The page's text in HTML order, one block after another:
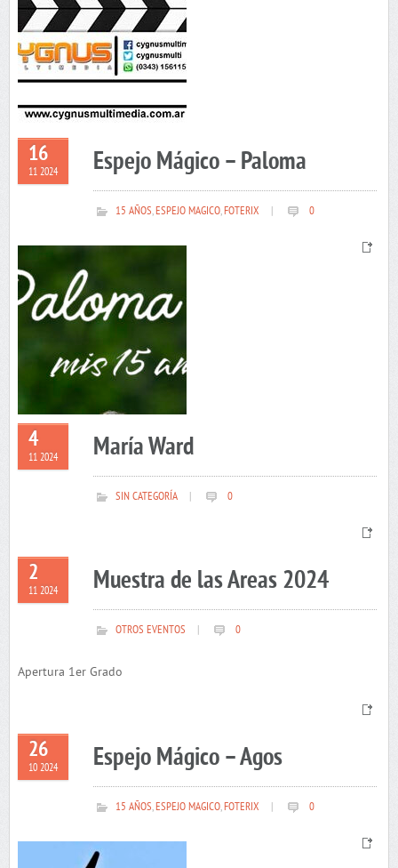
16
11 2024 Espejo Mágico – Paloma
15 AÑOS,ESPEJO MAGICO,FOTERIX 0
4
11 2024 María Ward
SIN CATEGORÍA 0
2
11 2024 Muestra de las Areas 2024
OTROS EVENTOS 0
Apertura 1er Grado
26
10 2024 Espejo Mágico – Agos
15 AÑOS,ESPEJO MAGICO,FOTERIX 0